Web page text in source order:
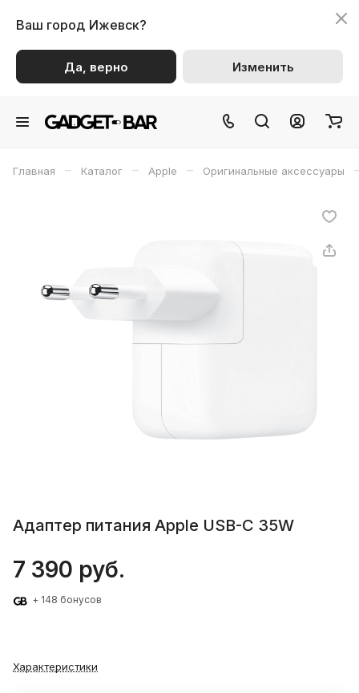
Ваш город Ижевск?
Да, верно Изменить
Главная – Каталог – Apple – Оригинальные аксессуары
Адаптер питания Apple USB-C 35W
7 390 руб.
+ 148 бонусов
Характеристики